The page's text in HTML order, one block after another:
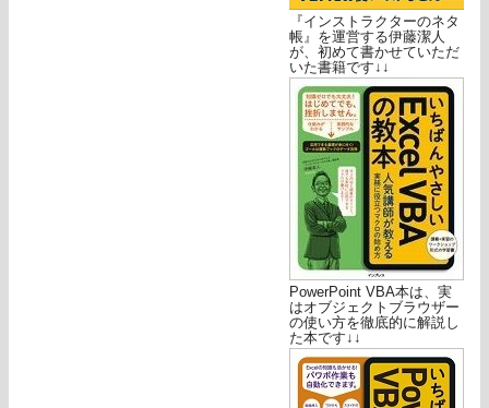
『インストラクターのネタ
帳』を運営する伊藤潔人
が、初めて書かせていただ
いた書籍です↓↓
PowerPoint VBA本は、実
はオブジェクトブラウザー
の使い方を徹底的に解説し
た本です↓↓